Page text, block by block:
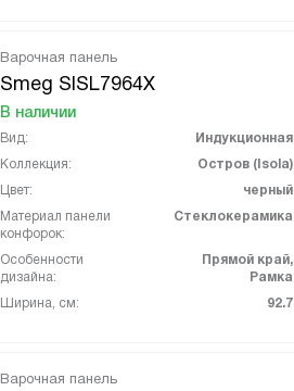
Варочная панель
Smeg SISL7964X
В наличии
Вид:
Индукционная
Коллекция:
Остров (Isola)
Цвет:
черный
Материал панели
конфорок:
Стеклокерамика
Особенности
дизайна:
Прямой край,
Рамка
Ширина, см:
92.7
Варочная панель